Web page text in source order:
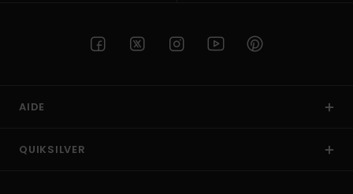
AIDE
QUIKSILVER